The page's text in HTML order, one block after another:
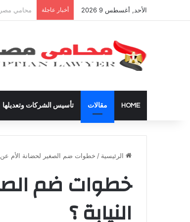
الأحد, أغسطس 9 2026 أخبار عاجلة دعوى تعيين
HOME مقالات تأسيس الشركات وتعديلها
الرئيسية / خطوات ضم الصغير لحضانة الأم عن
خطوات ضم
النيابة ؟